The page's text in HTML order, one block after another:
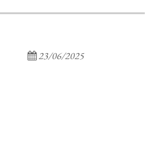
23/06/2025